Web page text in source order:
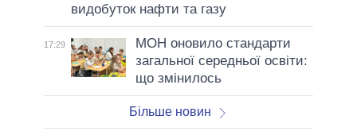
видобуток нафти та газу
17:29
МОН оновило стандарти
загальної середньої освіти:
що змінилось
Більше новин